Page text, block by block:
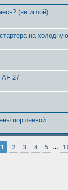
(не иглой)
на
27
поршневой
из 101
1 2 3 4 5